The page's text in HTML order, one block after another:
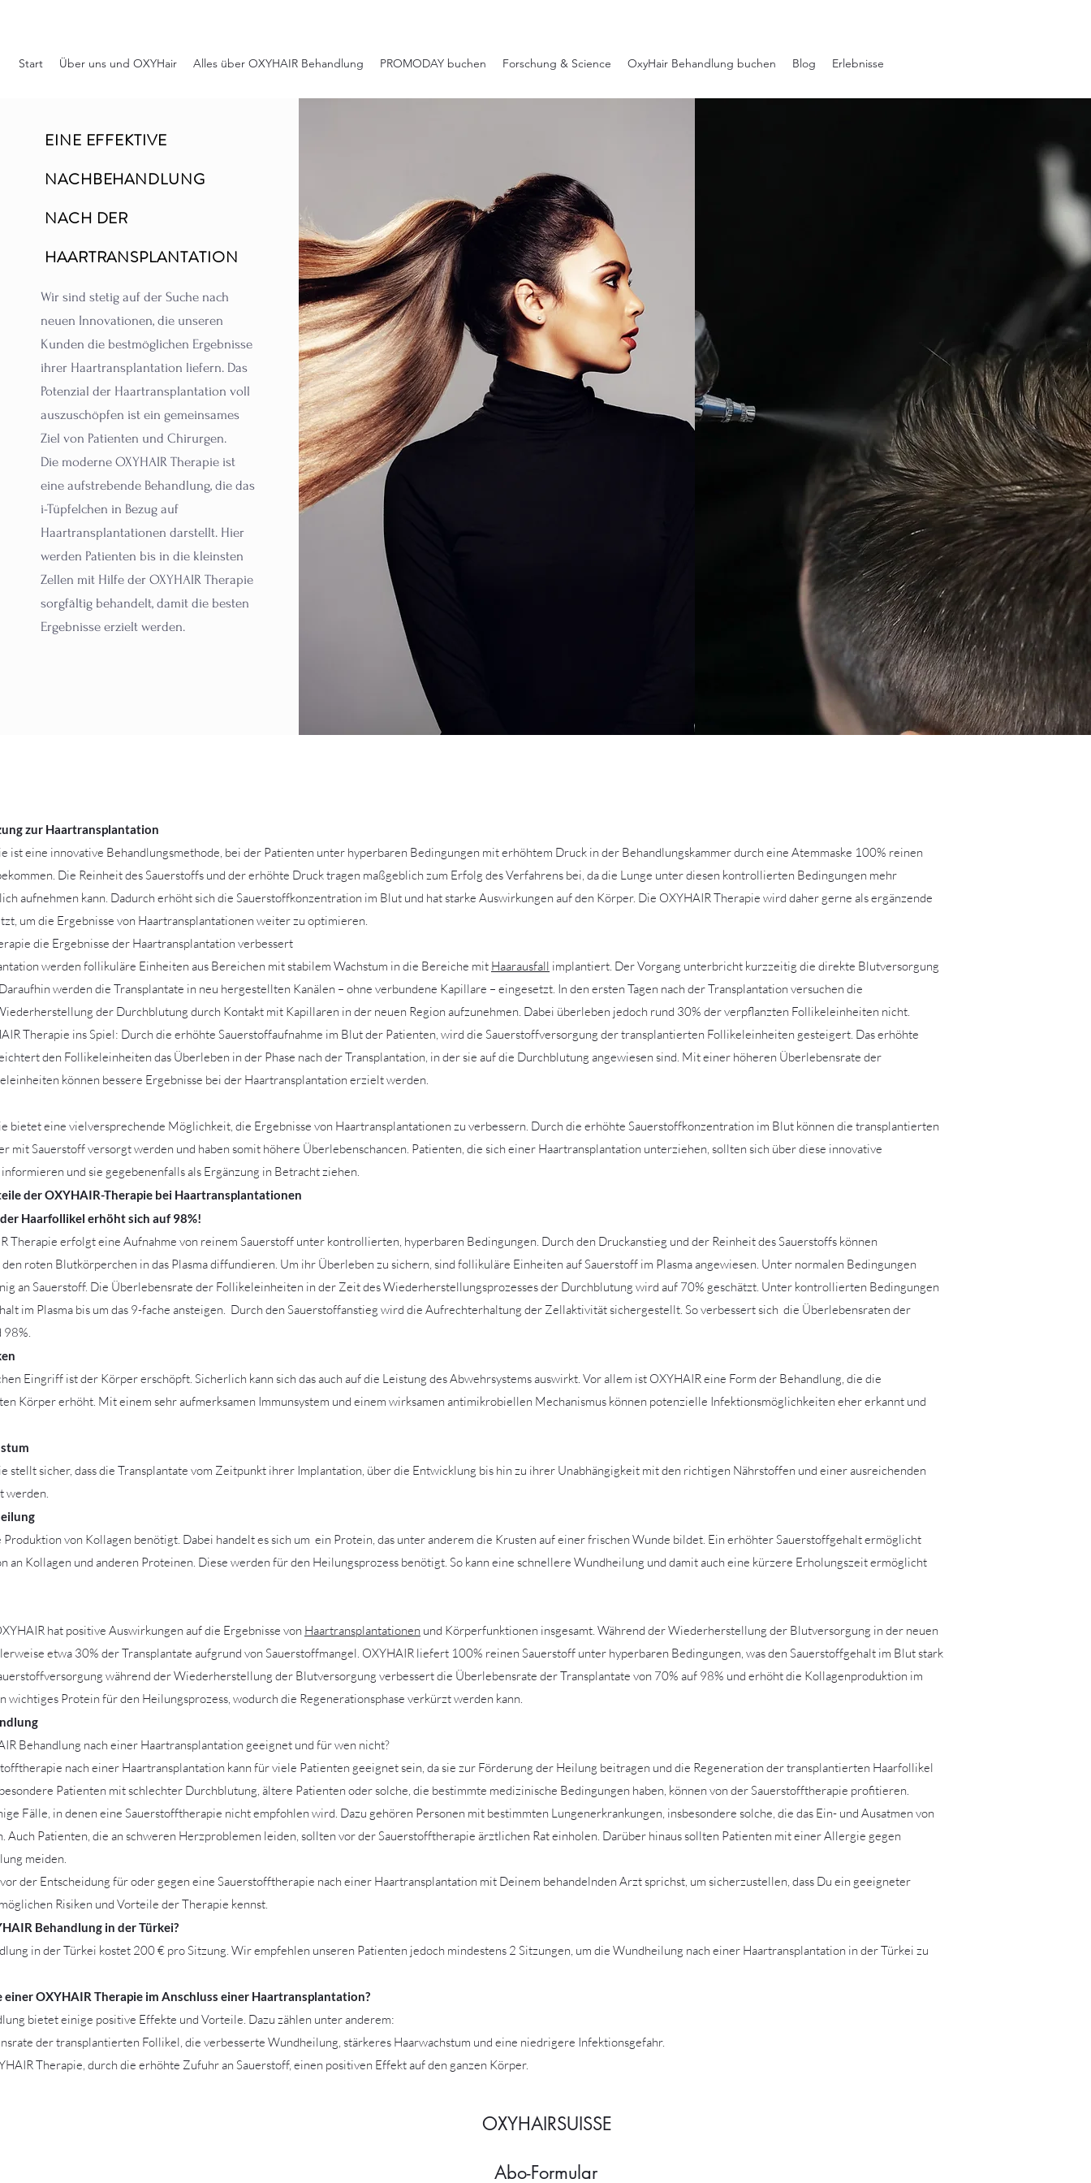
Start Über uns und OXYHair Alles über OXYHAIR Behandlung PROMODAY buchen Forschung & Science OxyHair Behandlung buchen Blog Erlebnisse
EINE EFFEKTIVE
NACHBEHANDLUNG
NACH DER
HAARTRANSPLANTATION
Wir sind stetig auf der Suche nach
neuen Innovationen, die unseren
Kunden die bestmöglichen Ergebnisse
ihrer Haartransplantation liefern. Das
Potenzial der Haartransplantation voll
auszuschöpfen ist ein gemeinsames
Ziel von Patienten und Chirurgen.
Die moderne OXYHAIR Therapie ist
eine aufstrebende Behandlung, die das
i-Tüpfelchen in Bezug auf
Haartransplantationen darstellt. Hier
werden Patienten bis in die kleinsten
Zellen mit Hilfe der OXYHAIR Therapie
sorgfältig behandelt, damit die besten
Ergebnisse erzielt werden.
zur Haartransplantation
ist eine innovative Behandlungsmethode, bei der Patienten unter hyperbaren Bedingungen mit erhöhtem Druck in der Behandlungskammer durch eine Atemmaske 100% reinen
Die Reinheit des Sauerstoffs und der erhöhte Druck tragen maßgeblich zum Erfolg des Verfahrens bei, da die Lunge unter diesen kontrollierten Bedingungen mehr
aufnehmen kann. Dadurch erhöht sich die Sauerstoffkonzentration im Blut und hat starke Auswirkungen auf den Körper. Die OXYHAIR Therapie wird daher gerne als ergänzende
um die Ergebnisse von Haartransplantationen weiter zu optimieren.
die Ergebnisse der Haartransplantation verbessert
werden follikuläre Einheiten aus Bereichen mit stabilem Wachstum in die Bereiche mit Haarausfall implantiert. Der Vorgang unterbricht kurzzeitig die direkte Blutversorgung
werden die Transplantate in neu hergestellten Kanälen – ohne verbundene Kapillare – eingesetzt. In den ersten Tagen nach der Transplantation versuchen die
der Durchblutung durch Kontakt mit Kapillaren in der neuen Region aufzunehmen. Dabei überleben jedoch rund 30% der verpflanzten Follikeleinheiten nicht.
Therapie ins Spiel: Durch die erhöhte Sauerstoffaufnahme im Blut der Patienten, wird die Sauerstoffversorgung der transplantierten Follikeleinheiten gesteigert. Das erhöhte
den Follikeleinheiten das Überleben in der Phase nach der Transplantation, in der sie auf die Durchblutung angewiesen sind. Mit einer höheren Überlebensrate der
können bessere Ergebnisse bei der Haartransplantation erzielt werden.
bietet eine vielversprechende Möglichkeit, die Ergebnisse von Haartransplantationen zu verbessern. Durch die erhöhte Sauerstoffkonzentration im Blut können die transplantierten
mit Sauerstoff versorgt werden und haben somit höhere Überlebenschancen. Patienten, die sich einer Haartransplantation unterziehen, sollten sich über diese innovative
und sie gegebenenfalls als Ergänzung in Betracht ziehen.
der OXYHAIR-Therapie bei Haartransplantationen
Haarfollikel erhöht sich auf 98%!
Therapie erfolgt eine Aufnahme von reinem Sauerstoff unter kontrollierten, hyperbaren Bedingungen. Durch den Druckanstieg und der Reinheit des Sauerstoffs können
roten Blutkörperchen in das Plasma diffundieren. Um ihr Überleben zu sichern, sind follikuläre Einheiten auf Sauerstoff im Plasma angewiesen. Unter normalen Bedingungen
an Sauerstoff. Die Überlebensrate der Follikeleinheiten in der Zeit des Wiederherstellungsprozesses der Durchblutung wird auf 70% geschätzt. Unter kontrollierten Bedingungen
im Plasma bis um das 9-fache ansteigen. Durch den Sauerstoffanstieg wird die Aufrechterhaltung der Zellaktivität sichergestellt. So verbessert sich die Überlebensraten der
98%.
Eingriff ist der Körper erschöpft. Sicherlich kann sich das auch auf die Leistung des Abwehrsystems auswirkt. Vor allem ist OXYHAIR eine Form der Behandlung, die die
Körper erhöht. Mit einem sehr aufmerksamen Immunsystem und einem wirksamen antimikrobiellen Mechanismus können potenzielle Infektionsmöglichkeiten eher erkannt und
stellt sicher, dass die Transplantate vom Zeitpunkt ihrer Implantation, über die Entwicklung bis hin zu ihrer Unabhängigkeit mit den richtigen Nährstoffen und einer ausreichenden
werden.
von Kollagen benötigt. Dabei handelt es sich um ein Protein, das unter anderem die Krusten auf einer frischen Wunde bildet. Ein erhöhter Sauerstoffgehalt ermöglicht
an Kollagen und anderen Proteinen. Diese werden für den Heilungsprozess benötigt. So kann eine schnellere Wundheilung und damit auch eine kürzere Erholungszeit ermöglicht
hat positive Auswirkungen auf die Ergebnisse von Haartransplantationen und Körperfunktionen insgesamt. Während der Wiederherstellung der Blutversorgung in der neuen
etwa 30% der Transplantate aufgrund von Sauerstoffmangel. OXYHAIR liefert 100% reinen Sauerstoff unter hyperbaren Bedingungen, was den Sauerstoffgehalt im Blut stark
während der Wiederherstellung der Blutversorgung verbessert die Überlebensrate der Transplantate von 70% auf 98% und erhöht die Kollagenproduktion im
wichtiges Protein für den Heilungsprozess, wodurch die Regenerationsphase verkürzt werden kann.
Behandlung nach einer Haartransplantation geeignet und für wen nicht?
nach einer Haartransplantation kann für viele Patienten geeignet sein, da sie zur Förderung der Heilung beitragen und die Regeneration der transplantierten Haarfollikel
Patienten mit schlechter Durchblutung, ältere Patienten oder solche, die bestimmte medizinische Bedingungen haben, können von der Sauerstofftherapie profitieren.
Fälle, in denen eine Sauerstofftherapie nicht empfohlen wird. Dazu gehören Personen mit bestimmten Lungenerkrankungen, insbesondere solche, die das Ein- und Ausatmen von
Auch Patienten, die an schweren Herzproblemen leiden, sollten vor der Sauerstofftherapie ärztlichen Rat einholen. Darüber hinaus sollten Patienten mit einer Allergie gegen
meiden.
der Entscheidung für oder gegen eine Sauerstofftherapie nach einer Haartransplantation mit Deinem behandelnden Arzt sprichst, um sicherzustellen, dass Du ein geeigneter
Risiken und Vorteile der Therapie kennst.
Behandlung in der Türkei?
in der Türkei kostet 200 € pro Sitzung. Wir empfehlen unseren Patienten jedoch mindestens 2 Sitzungen, um die Wundheilung nach einer Haartransplantation in der Türkei zu
einer OXYHAIR Therapie im Anschluss einer Haartransplantation?
bietet einige positive Effekte und Vorteile. Dazu zählen unter anderem:
der transplantierten Follikel, die verbesserte Wundheilung, stärkeres Haarwachstum und eine niedrigere Infektionsgefahr.
Therapie, durch die erhöhte Zufuhr an Sauerstoff, einen positiven Effekt auf den ganzen Körper.
OXYHAIRSUISSE
Abo-Formular